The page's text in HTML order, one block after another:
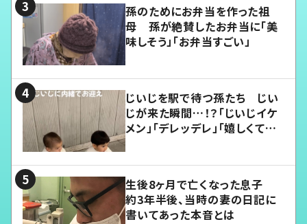
孫のためにお弁当を作った祖
母 孫が絶賛したお弁当に「美
味しそう」「お弁当すごい」
じいじを駅で待つ孫たち じい
じが来た瞬間…！？「じいじイケ
メン」「デレッデレ」「嬉しくて可
生後8ヶ月で亡くなった息子
約3年半後、当時の妻の日記に
書いてあった本音とは